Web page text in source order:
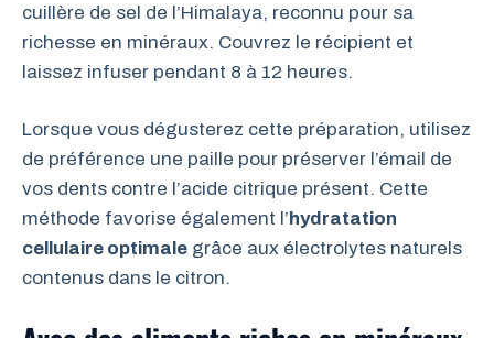
cuillère de sel de l’Himalaya, reconnu pour sa
richesse en minéraux. Couvrez le récipient et
laissez infuser pendant 8 à 12 heures.
Lorsque vous dégusterez cette préparation, utilisez
de préférence une paille pour préserver l’émail de
vos dents contre l’acide citrique présent. Cette
méthode favorise également l’ hydratation
cellulaire optimale grâce aux électrolytes naturels
contenus dans le citron.